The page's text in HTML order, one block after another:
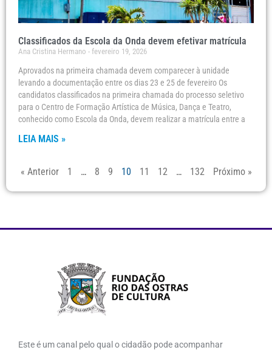
Classificados da Escola da Onda devem efetivar matrícula
Ana Cristina Hermano fevereiro 19, 2026
Aprovados na primeira chamada devem comparecer à unidade
levando a documentação entre os dias 23 e 25 de fevereiro Os
candidatos classificados na primeira chamada do processo seletivo
para o Centro de Formação Artística de Música, Dança e Teatro,
conhecido como Escola da Onda, devem realizar a matrícula entre a
LEIA MAIS »
« Anterior 1 … 8 9 10 11 12 … 132 Próximo »
Este é um canal pelo qual o cidadão pode acompanhar